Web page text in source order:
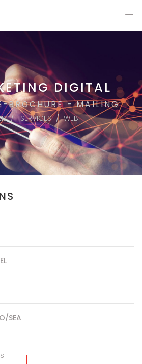
DIGITAL
BROCHURE - MAILING
SERVICES WEB
SEA